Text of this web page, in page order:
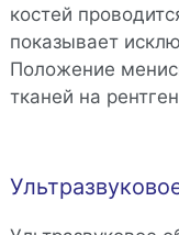
костей
показывает
Положение
тканей на